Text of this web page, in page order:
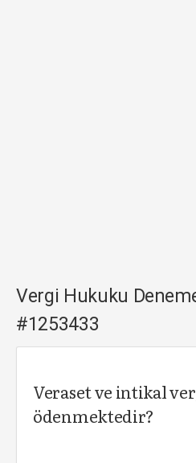
Vergi Hukuku
#1253433
Veraset ve intikal
ödenmektedir?